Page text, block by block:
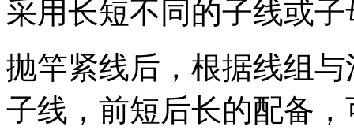
采用长短不同的子线或
抛竿紧线后，根据线组
子线，前短后长的配备